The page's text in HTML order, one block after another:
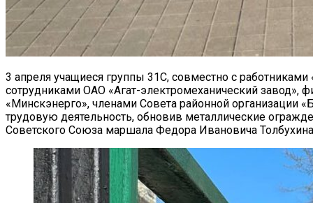
3 апреля учащиеся группы 31С, совместно с работниками
сотрудниками ОАО «Агат-электромеханический завод»,
«Минскэнерго», членами Совета районной организации
трудовую деятельность, обновив металлические
Советского Союза маршала Федора Ивановича